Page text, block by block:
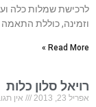
לרכישת שמלות כלה
וזמינה, כוללת התאמה
Read More »
רויאל סלון כלות
אפריל 23, 2013 אין